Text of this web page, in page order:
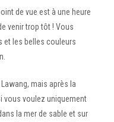
de vue est à une heure
venir trop tôt ! Vous
et les belles couleurs
mais après la
vous voulez uniquement
la mer de sable et sur